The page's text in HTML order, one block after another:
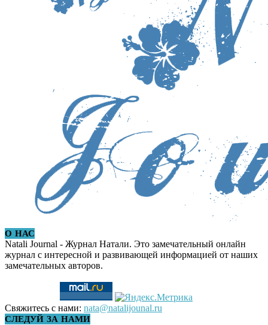
О НАС
Natali Journal - Журнал Натали. Это замечательный онлайн
журнал с интересной и развивающей информацией от наших
замечательных авторов.
Свяжитесь с нами: nata@natalijounal.ru
СЛЕДУЙ ЗА НАМИ